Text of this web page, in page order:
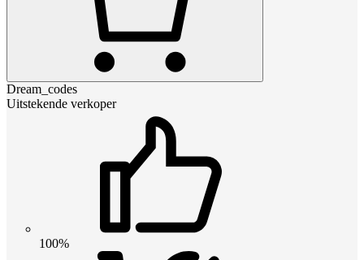
Dream_codes
Uitstekende verkoper
100%